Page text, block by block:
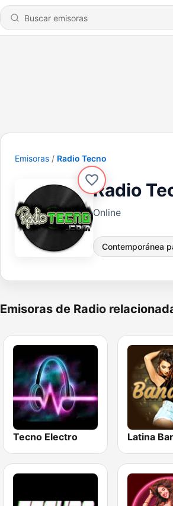
Emisoras Radio Tecno
Radio
Online
Contemporánea
Emisoras de Radio
Tecno Electro Latina